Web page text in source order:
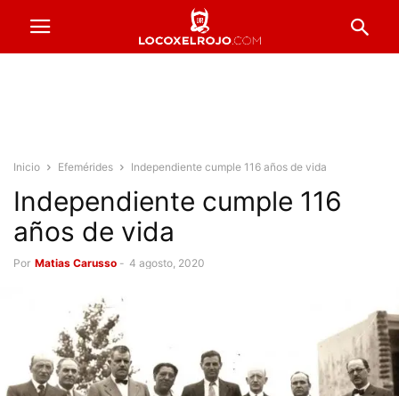
Inicio Efemérides Independiente cumple 116 años de vida
Independiente cumple 116
años de vida
Por Matias Carusso - 4 agosto, 2020